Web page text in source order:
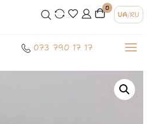
0
UA/RU
073 790 17 17